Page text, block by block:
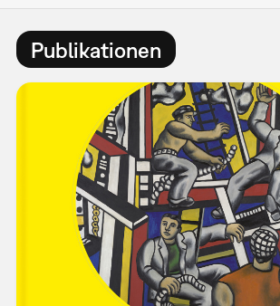
Publikationen